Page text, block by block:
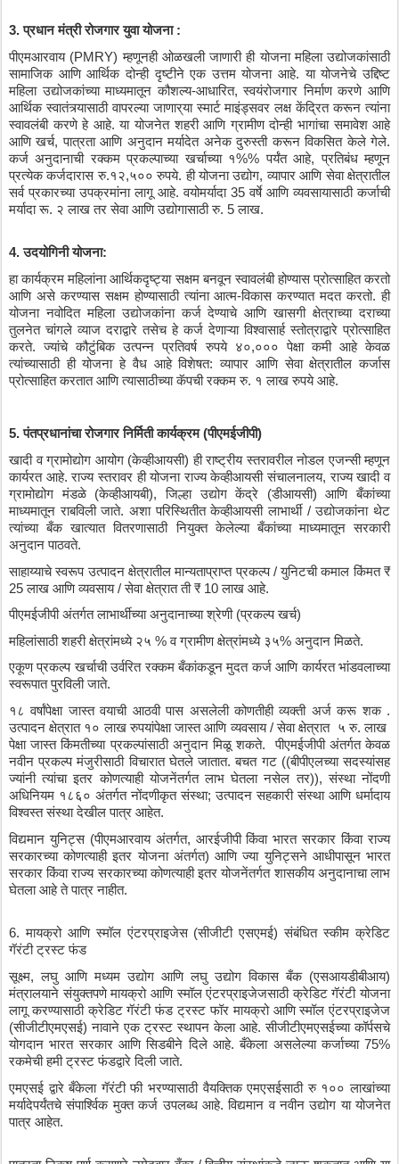
3. प्रधान मंत्री रोजगार युवा योजना :
पीएमआरवाय (PMRY) म्हणूनही ओळखली जाणारी ही योजना महिला उद्योजकांसाठी
सामाजिक आणि आर्थिक दोन्ही दृष्टीने एक उत्तम योजना आहे. या योजनेचे उद्दिष्ट
महिला उद्योजकांच्या माध्यमातून कौशल्य-आधारित, स्वयंरोजगार निर्माण करणे आणि
आर्थिक स्वातंत्र्यासाठी वापरल्या जाणार्या स्मार्ट माइंड्सवर लक्ष केंद्रित करून त्यांना
स्वावलंबी करणे हे आहे. या योजनेत शहरी आणि ग्रामीण दोन्ही भागांचा समावेश आहे
आणि खर्च, पात्रता आणि अनुदान मर्यादेत अनेक दुरुस्ती करून विकसित केले गेले
कर्ज अनुदानाची रक्कम प्रकल्पाच्या खर्चाच्या १%% पर्यंत आहे, प्रतिबंध म्हणून
प्रत्येक कर्जदारास रु.१२,५०० रुपये. ही योजना उद्योग, व्यापार आणि सेवा क्षेत्रातील
सर्व प्रकारच्या उपक्रमांना लागू आहे. वयोमर्यादा 35 वर्षे आणि व्यवसायासाठी कर्जाची
मर्यादा रू. २ लाख तर सेवा आणि उद्योगासाठी रु. 5 लाख.
4. उदयोगिनी योजना:
हा कार्यक्रम महिलांना आर्थिकदृष्ट्या सक्षम बनवून स्वावलंबी होण्यास प्रोत्साहित करतो
आणि असे करण्यास सक्षम होण्यासाठी त्यांना आत्म-विकास करण्यात मदत करतो. ही
योजना नवोदित महिला उद्योजकांना कर्ज देण्याचे आणि खासगी क्षेत्राच्या दराच्या
तुलनेत चांगले व्याज दराद्वारे तसेच हे कर्ज देणाऱ्या विश्वासार्ह स्तोत्राद्वारे प्रोत्साहित
करते. ज्यांचे कौटुंबिक उत्पन्न प्रतिवर्ष रुपये ४०,००० पेक्षा कमी आहे केवळ
त्यांच्यासाठी ही योजना हे वैध आहे विशेषत: व्यापार आणि सेवा क्षेत्रातील कर्जास
प्रोत्साहित करतात आणि त्यासाठीच्या कॅपची रक्कम रु. १ लाख रुपये आहे.
5. पंतप्रधानांचा रोजगार निर्मिती कार्यक्रम (पीएमईजीपी)
खादी व ग्रामोद्योग आयोग (केव्हीआयसी) ही राष्ट्रीय स्तरावरील नोडल एजन्सी म्हणून
कार्यरत आहे. राज्य स्तरावर ही योजना राज्य केव्हीआयसी संचालनालय, राज्य खादी व
ग्रामोद्योग
मंडळे (केव्हीआयबी), जिल्हा उद्योग केंद्रे (डीआयसी) आणि
बँकांच्या
माध्यमातून राबविली जाते. अशा परिस्थितीत केव्हीआयसी लाभार्थी / उद्योजकांना थेट
त्यांच्या बँक खात्यात वितरणासाठी नियुक्त केलेल्या बँकांच्या माध्यमातून सरकारी
अनुदान पाठवते.
साहाय्याचे स्वरूप उत्पादन क्षेत्रातील मान्यताप्राप्त प्रकल्प / युनिटची कमाल किंमत ₹
25 लाख आणि व्यवसाय / सेवा क्षेत्रात ती ₹ 10 लाख आहे.
पीएमईजीपी अंतर्गत लाभार्थीच्या अनुदानाच्या श्रेणी (प्रकल्प खर्च)
महिलांसाठी शहरी क्षेत्रांमध्ये २५ % व ग्रामीण क्षेत्रांमध्ये ३५% अनुदान मिळते.
एकूण प्रकल्प खर्चाची उर्वरित रक्कम बँकांकडून मुदत कर्ज आणि कार्यरत भांडवलाच्या
स्वरूपात पुरविली जाते.
१८ वर्षांपेक्षा जास्त वयाची आठवी पास असलेली कोणतीही व्यक्ती अर्ज करू शक
उत्पादन क्षेत्रात १० लाख रुपयांपेक्षा जास्त आणि व्यवसाय / सेवा क्षेत्रात ५ रु. लाख
पेक्षा जास्त किंमतीच्या प्रकल्पांसाठी अनुदान मिळू शकते. पीएमईजीपी अंतर्गत केवळ
नवीन प्रकल्प मंजुरीसाठी विचारात घेतले जातात. बचत गट ((बीपीएलच्या सदस्यांसह
ज्यांनी त्यांचा इतर कोणत्याही योजनेंतर्गत लाभ घेतला नसेल तर)), संस्था नोंदणी
अधिनियम १८६० अंतर्गत नोंदणीकृत संस्था; उत्पादन सहकारी संस्था आणि धर्मादाय
विश्वस्त संस्था देखील पात्र आहेत.
विद्यमान युनिट्स (पीएमआरवाय अंतर्गत, आरईजीपी किंवा भारत सरकार किंवा राज्य
सरकारच्या कोणत्याही इतर योजना अंतर्गत) आणि ज्या युनिट्सने आधीपासून भारत
सरकार किंवा राज्य सरकारच्या कोणत्याही इतर योजनेंतर्गत शासकीय अनुदानाचा लाभ
घेतला आहे ते पात्र नाहीत.
6. मायक्रो आणि स्मॉल एंटरप्राइजेस (सीजीटी एसएमई) संबंधित स्कीम क्रेडिट
गॅरंटी ट्रस्ट फंड
सूक्ष्म, लघु आणि मध्यम उद्योग आणि लघु उद्योग विकास बँक (एसआयडीबीआय
मंत्रालयाने संयुक्तपणे मायक्रो आणि स्मॉल एंटरप्राइजेजसाठी क्रेडिट गॅरंटी योजना
लागू करण्यासाठी क्रेडिट गॅरंटी फंड ट्रस्ट फॉर मायक्रो आणि स्मॉल एंटरप्राइजेज
(सीजीटीएमएसई) नावाने एक ट्रस्ट स्थापन केला आहे. सीजीटीएमएसईच्या कॉर्पसचे
योगदान भारत सरकार आणि सिडबीने दिले आहे. बँकेला असलेल्या कर्जाच्या
रकमेची हमी ट्रस्ट फंडद्वारे दिली जाते.
एमएसई द्वारे बँकेला गॅरंटी फी भरण्यासाठी वैयक्तिक एमएसईसाठी रु १०० लाखांच्या
मर्यादेपर्यंतचे संपार्श्विक मुक्त कर्ज उपलब्ध आहे. विद्यमान व नवीन उद्योग या योजनेत
पात्र आहेत.